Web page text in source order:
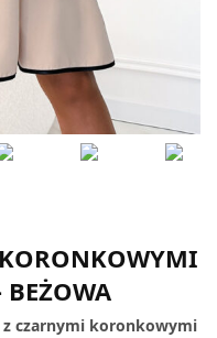
z czarnymi koronkowymi